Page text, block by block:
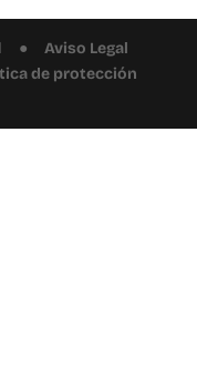
● Aviso Legal
de protección